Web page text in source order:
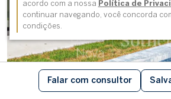
acordo com a nossa Política de
continuar navegando, você concorda
condições.
Casa em condomínio
Falar com consultor